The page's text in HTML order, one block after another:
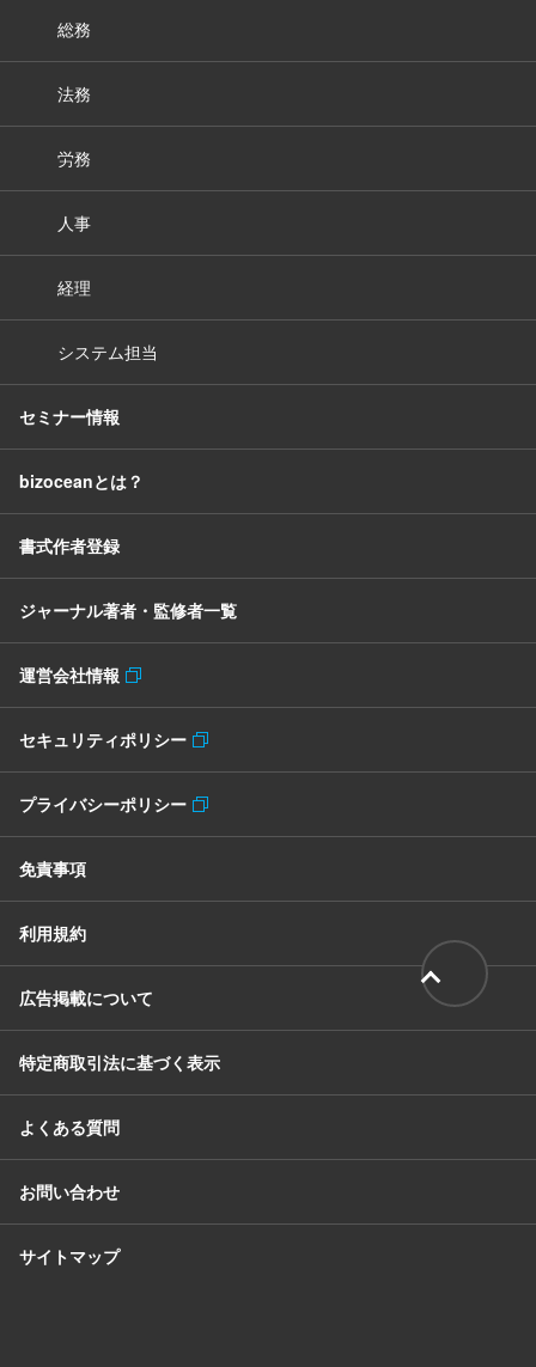
総務
法務
労務
人事
経理
システム担当
セミナー情報
bizoceanとは？
書式作者登録
ジャーナル著者・監修者一覧
運営会社情報
セキュリティポリシー
プライバシーポリシー
免責事項
利用規約
広告掲載について
特定商取引法に基づく表示
よくある質問
お問い合わせ
サイトマップ